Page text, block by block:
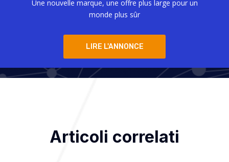
Une nouvelle marque, une offre plus large pour un
monde plus sûr
LIRE L'ANNONCE
Cyber Guru
Articoli correlati